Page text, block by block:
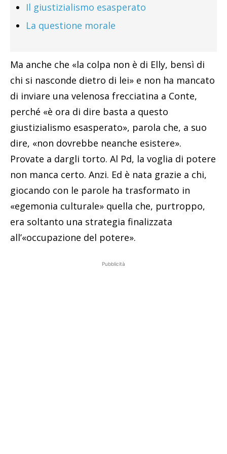
Il giustizialismo esasperato
La questione morale
Ma anche che «la colpa non è di Elly, bensì di
chi si nasconde dietro di lei» e non ha mancato
di inviare una velenosa frecciatina a Conte,
perché «è ora di dire basta a questo
giustizialismo esasperato», parola che, a suo
dire, «non dovrebbe neanche esistere».
Provate a dargli torto. Al Pd, la voglia di potere
non manca certo. Anzi. Ed è nata grazie a chi,
giocando con le parole ha trasformato in
«egemonia culturale» quella che, purtroppo,
era soltanto una strategia finalizzata
all’«occupazione del potere».
Pubblicità